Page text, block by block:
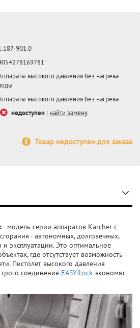
901.0
высокого давления без нагрева
высокого давления без нагрева
недоступен | найти замену
Товар недоступен для заказа
- модель серии аппаратов Karcher с
- автономных, долговечных,
эксплуатации. Это оптимальное
где отсутствует возможность
Пистолет высокого давления
соединения EASY!Lock экономят